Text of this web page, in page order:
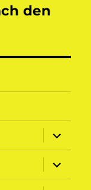
den
öffnen
öffnen